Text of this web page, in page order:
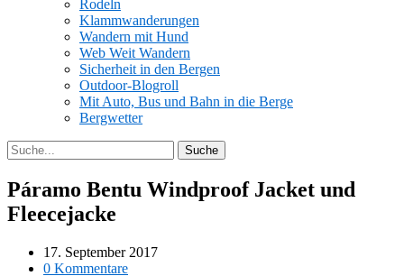
Rodeln
Klammwanderungen
Wandern mit Hund
Web Weit Wandern
Sicherheit in den Bergen
Outdoor-Blogroll
Mit Auto, Bus und Bahn in die Berge
Bergwetter
Páramo Bentu Windproof Jacket und
Fleecejacke
17. September 2017
0 Kommentare